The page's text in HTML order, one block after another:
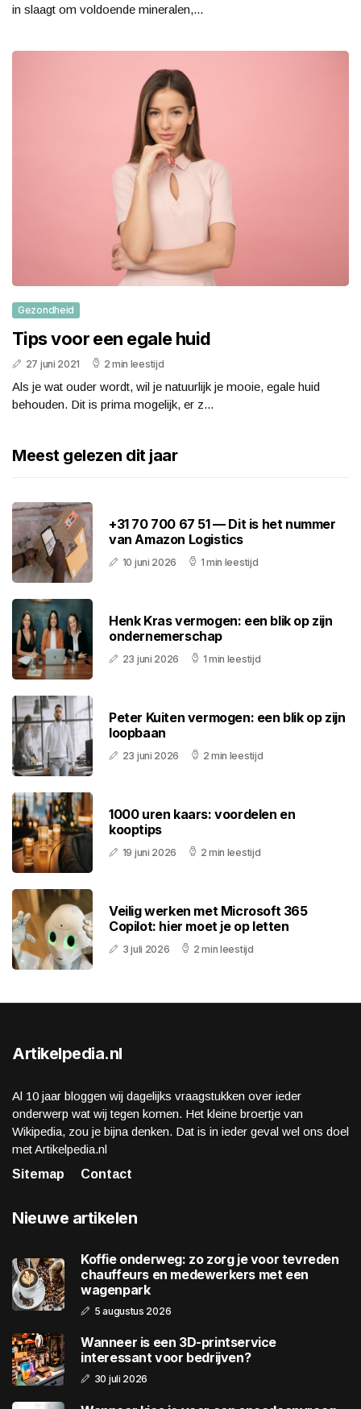
in slaagt om voldoende mineralen,...
Gezondheid
Tips voor een egale huid
27 juni 2021 2 min leestijd
Als je wat ouder wordt, wil je natuurlijk je mooie, egale huid
behouden. Dit is prima mogelijk, er z...
Meest gelezen dit jaar
+31 70 700 67 51 — Dit is het nummer
van Amazon Logistics
10 juni 2026 1 min leestijd
Henk Kras vermogen: een blik op zijn
ondernemerschap
23 juni 2026 1 min leestijd
Peter Kuiten vermogen: een blik op zijn
loopbaan
23 juni 2026 2 min leestijd
1000 uren kaars: voordelen en
kooptips
19 juni 2026 2 min leestijd
Veilig werken met Microsoft 365
Copilot: hier moet je op letten
3 juli 2026 2 min leestijd
Artikelpedia.nl
Al 10 jaar bloggen wij dagelijks vraagstukken over ieder
onderwerp wat wij tegen komen. Het kleine broertje van
Wikipedia, zou je bijna denken. Dat is in ieder geval wel ons doel
met Artikelpedia.nl
Sitemap
Contact
Nieuwe artikelen
Koffie onderweg: zo zorg je voor tevreden
chauffeurs en medewerkers met een
wagenpark
5 augustus 2026
Wanneer is een 3D-printservice
interessant voor bedrijven?
30 juli 2026